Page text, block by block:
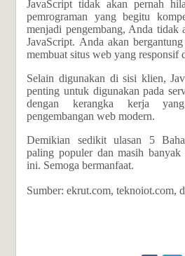
JavaScript tidak akan pernah
pemrograman yang begitu
menjadi pengembang, Anda tidak
JavaScript. Anda akan
membuat situs web yang responsif
Selain digunakan di sisi klien,
penting untuk digunakan pada
dengan kerangka kerja
pengembangan web modern.
Demikian sedikit ulasan 5
paling populer dan masih banyak
ini. Semoga bermanfaat.
Sumber: ekrut.com, teknoiot.com,